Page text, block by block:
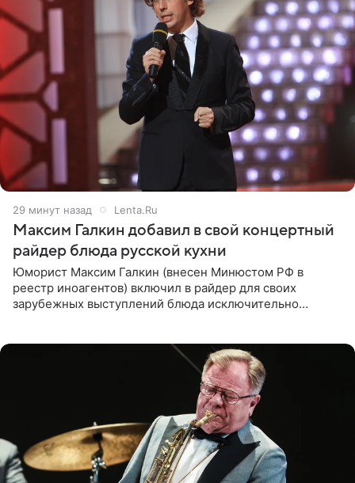
29 минут назад Lenta.Ru
Максим Галкин добавил в свой концертный
райдер блюда русской кухни
Юморист Максим Галкин (внесен Минюстом РФ в
реестр иноагентов) включил в райдер для своих
зарубежных выступлений блюда исключительно